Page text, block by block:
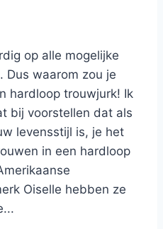
op alle mogelijke
Dus waarom zou je
hardloop trouwjurk! Ik
bij voorstellen dat als
levensstijl is, je het
in een hardloop
Oiselle hebben ze